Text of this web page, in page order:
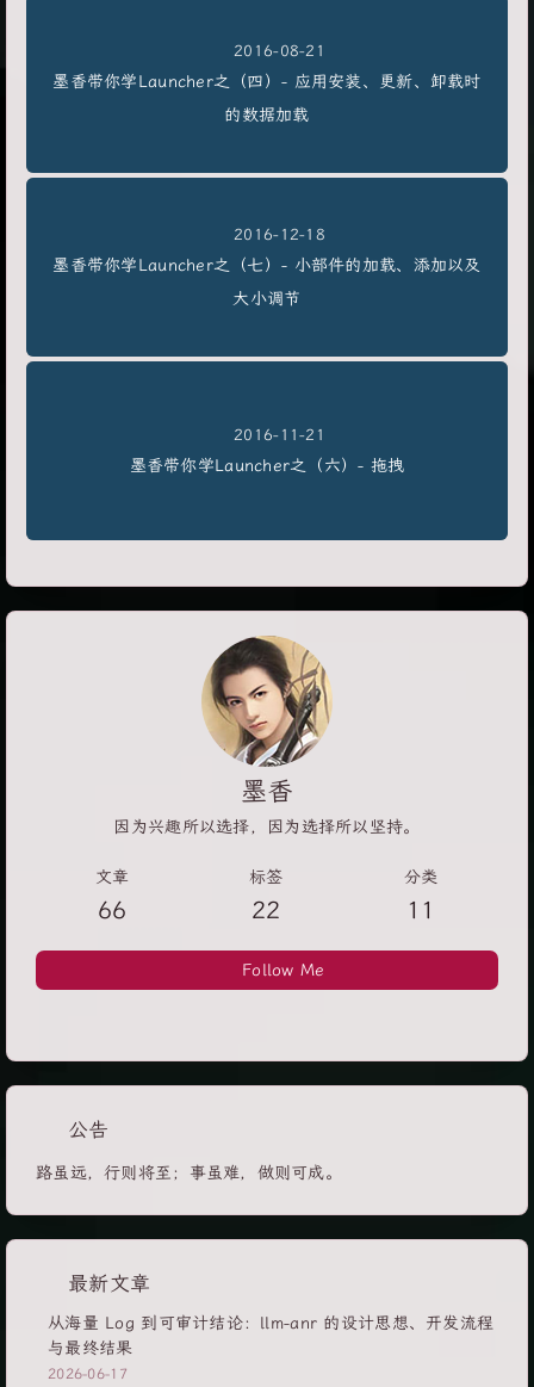
2016-08-21
墨香带你学Launcher之（四）- 应用安装、更新、卸载时
的数据加载
2016-12-18
墨香带你学Launcher之（七）- 小部件的加载、添加以及
大小调节
2016-11-21
墨香带你学Launcher之（六）- 拖拽
墨香
因为兴趣所以选择，因为选择所以坚持。
文章
66
标签
22
分类
11
Follow Me
公告
路虽远，行则将至；事虽难，做则可成。
最新文章
从海量 Log 到可审计结论：llm-anr 的设计思想、开发流程
与最终结果
2026-06-17